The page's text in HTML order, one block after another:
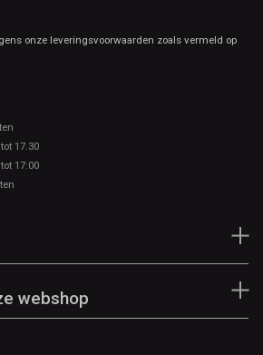
onze leveringsvoorwaarden zoals vermeld op
17.30
17:00
webshop